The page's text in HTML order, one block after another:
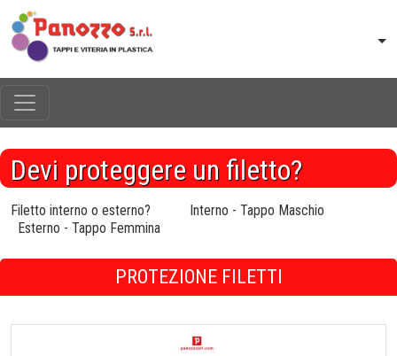
Devi proteggere un filetto?
Filetto interno o esterno?
Interno - Tappo Maschio
Esterno - Tappo Femmina
PROTEZIONE FILETTI